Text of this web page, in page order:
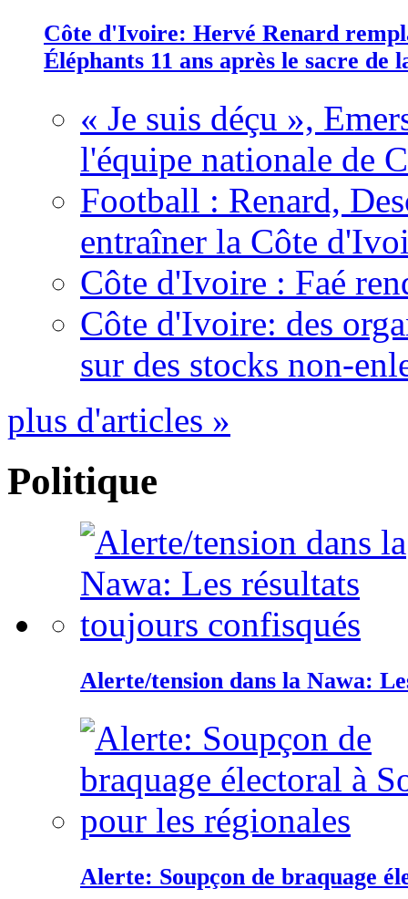
Côte d'Ivoire: Hervé Renard
Éléphants 11 ans après le sacre de
« Je suis déçu »,
l'équipe nationale de
Football : Renard,
entraîner la Côte
Côte d'Ivoire : Faé
Côte d'Ivoire: des
sur des stocks non-
plus d'articles »
Politique
Alerte/tension dans la Nawa:
Alerte: Soupçon de braquage